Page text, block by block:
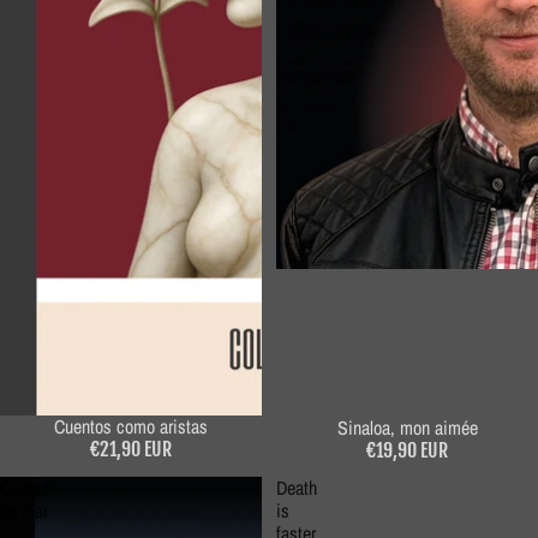
Cuentos como aristas
€21,90 EUR
Sinaloa, mon aimée
€19,90 EUR
Death
is